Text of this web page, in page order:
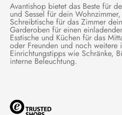
Avantishop bietet das Beste für
und Sessel für dein
Schreibtische für das Zimmer
Garderoben für einen
Esstische und Küchen für das
oder Freunden und noch weitere
Einrichtungstipps wie Schränke,
interne Beleuchtung.